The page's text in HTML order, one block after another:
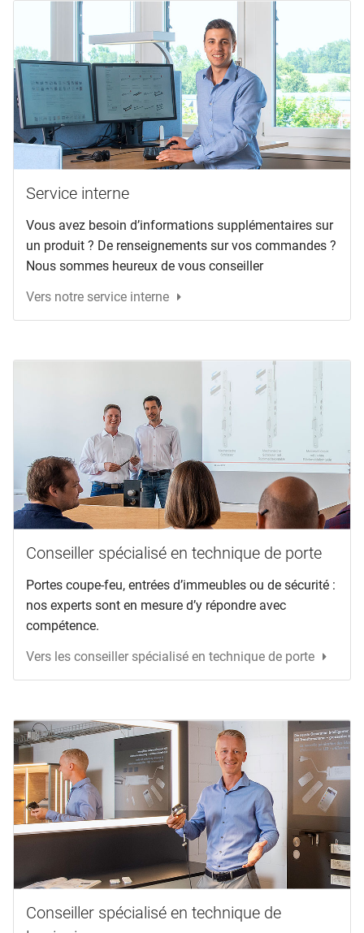
Service interne
Vous avez besoin d’informations supplémentaires sur
un produit ? De renseignements sur vos commandes ?
Nous sommes heureux de vous conseiller
Vers notre service interne
Conseiller spécialisé en technique de porte
Portes coupe-feu, entrées d’immeubles ou de sécurité :
nos experts sont en mesure d’y répondre avec
compétence.
Vers les conseiller spécialisé en technique de porte
Conseiller spécialisé en technique de